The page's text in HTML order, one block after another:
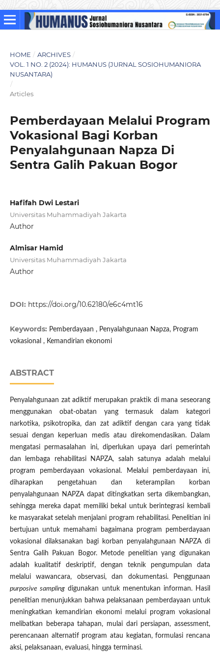
HOME / ARCHIVES /
VOL. 1 NO. 2 (2024): HUMANUS (JURNAL SOSIOHUMANIORA
NUSANTARA)
/
Articles
Pemberdayaan Melalui Program
Vokasional Bagi Korban
Penyalahgunaan Napza Di
Sentra Galih Pakuan Bogor
Hafifah Dwi Lestari
Universitas Muhammadiyah Jakarta
Author
Almisar Hamid
Universitas Muhammadiyah Jakarta
Author
DOI: https://doi.org/10.62180/e6c4mt16
Keywords: Pemberdayaan , Penyalahgunaan Napza, Program
vokasional , Kemandirian ekonomi
ABSTRACT
Penyalahgunaan zat adiktif merupakan praktik di mana seseorang
menggunakan obat-obatan yang termasuk dalam kategori
narkotika, psikotropika, dan zat adiktif dengan cara yang tidak
sesuai dengan keperluan medis atau direkomendasikan. Dalam
mengatasi permasalahan ini, diperlukan upaya dari pemerintah
dan lembaga rehabilitasi NAPZA, salah satunya adalah melalui
program pemberdayaan vokasional. Melalui pemberdayaan ini,
diharapkan pengetahuan dan keterampilan korban
penyalahgunaan NAPZA dapat ditingkatkan serta dikembangkan,
sehingga mereka dapat memiliki bekal untuk berintegrasi kembali
ke masyarakat setelah menjalani program rehabilitasi. Penelitian ini
bertujuan untuk memahami bagaimana program pemberdayaan
vokasional dilaksanakan bagi korban penyalahgunaan NAPZA di
Sentra Galih Pakuan Bogor. Metode penelitian yang digunakan
adalah kualitatif deskriptif, dengan teknik pengumpulan data
melalui wawancara, observasi, dan dokumentasi. Penggunaan
purposive sampling digunakan untuk menentukan informan. Hasil
penelitian menunjukkan bahwa pelaksanaan pemberdayaan untuk
meningkatkan kemandirian ekonomi melalui program vokasional
melibatkan beberapa tahapan, mulai dari persiapan, assessment,
perencanaan alternatif program atau kegiatan, formulasi rencana
aksi, pelaksanaan, evaluasi, hingga terminasi.